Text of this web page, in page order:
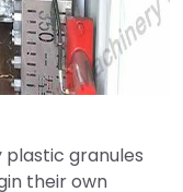
plastic granules
their own